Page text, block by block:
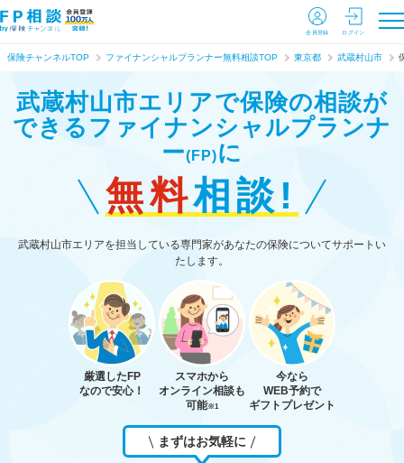
会員登録 ログイン
保険チャンネルTOP ファイナンシャルプランナー無料相談TOP 東京都 武蔵村山市
武蔵村山市エリアで保険の相談が
できる ファイナンシャルプランナ
ー(FP)に
無料相談!
武蔵村山市エリアを担当している専門家があなたの保険についてサポートい
たします。
厳選したFP
なので安心！
スマホから
オンライン相談も
可能※1
今なら
WEB予約で
ギフトプレゼント
まずはお気軽に